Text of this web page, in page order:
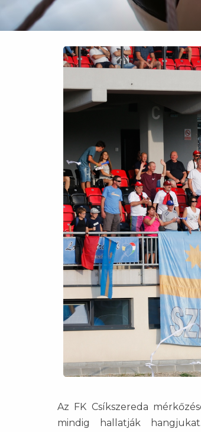
Az FK Csíkszereda
mindig hallatják